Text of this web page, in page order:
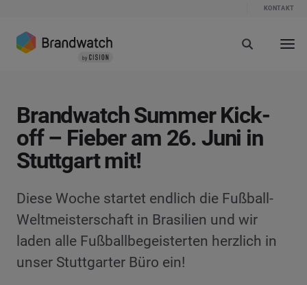
KONTAKT
Brandwatch Summer Kick-
off – Fieber am 26. Juni in
Stuttgart mit!
Diese Woche startet endlich die Fußball-
Weltmeisterschaft in Brasilien und wir
laden alle Fußballbegeisterten herzlich in
unser Stuttgarter Büro ein!